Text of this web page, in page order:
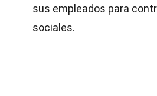
sus empleados para
sociales.